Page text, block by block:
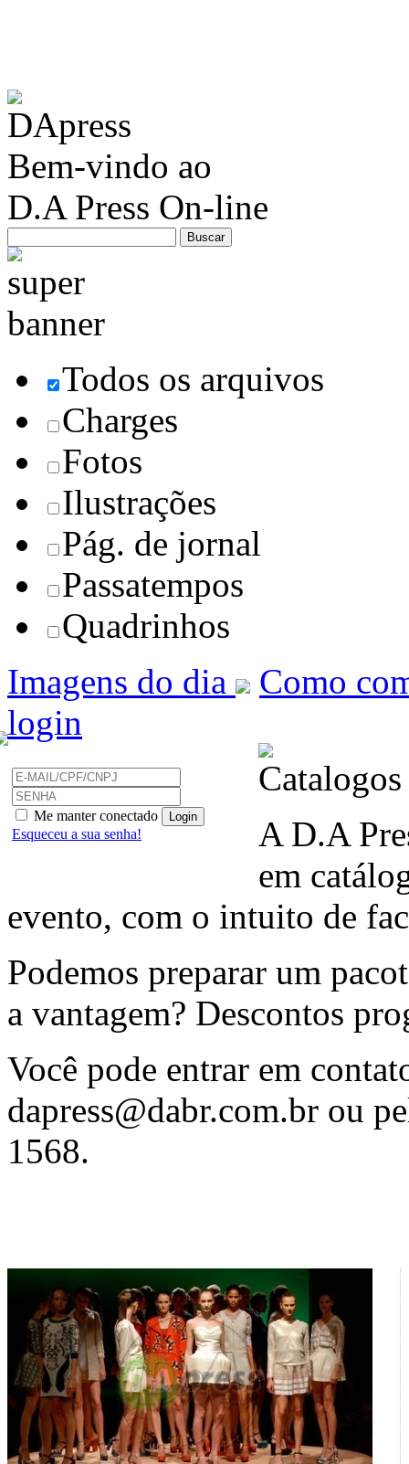
Bem-vindo ao
D.A Press On-line
Todos os arquivos
Charges
Fotos
Ilustrações
Pág. de jornal
Passatempos
Quadrinhos
Imagens do dia
Como
login
Me manter conectado
Esqueceu a sua senha!
A D.A
em
evento, com o intuito de
Podemos preparar um
a vantagem? Descontos
Você pode entrar em
dapress@dabr.com.br ou
1568.